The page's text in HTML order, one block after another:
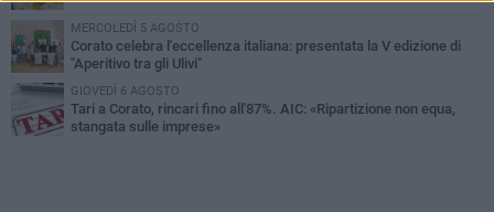
MERCOLEDÌ 5 AGOSTO
Corato celebra l'eccellenza italiana: presentata la V edizione di
"Aperitivo tra gli Ulivi"
GIOVEDÌ 6 AGOSTO
Tari a Corato, rincari fino all'87%. AIC: «Ripartizione non equa,
stangata sulle imprese»